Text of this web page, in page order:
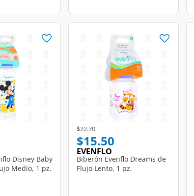
Disney Baby
Medio, 1 pz.
Price reduced from
$22.70to
$15.50
EVENFLO
Biberón Evenflo Dreams de
Flujo Lento, 1 pz.